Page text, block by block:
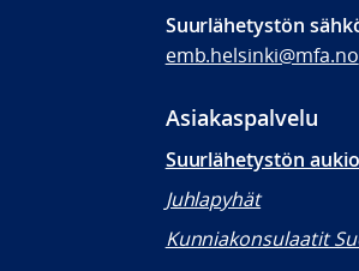
Suurlähetystön
emb.helsinki@mfa.no
Asiakaspalvelu
Suurlähetystön
Juhlapyhät
Kunniakonsulaatit